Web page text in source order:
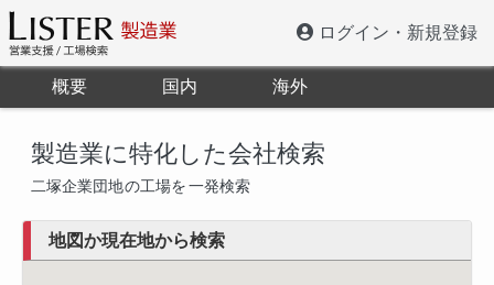
ログイン・新規登録
概要 国内 海外
製造業に特化した会社検索
二塚企業団地の工場を一発検索
地図か現在地から検索